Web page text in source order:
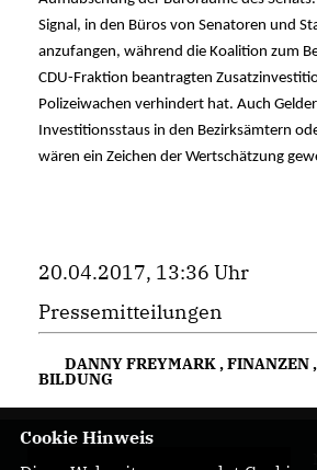
Signal, in den Büros von Senatoren und
anzufangen, während die Koalition zum
CDU-Fraktion beantragten
Polizeiwachen verhindert hat. Auch
Investitionsstaus in den Bezirksämtern
wären ein Zeichen der Wertschätzung
20.04.2017, 13:36 Uhr
Pressemitteilungen
DANNY FREYMARK,FINANZEN,
BILDUNG
Cookie Hinweis